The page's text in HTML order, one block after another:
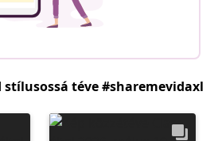
téve #sharemevidaxl